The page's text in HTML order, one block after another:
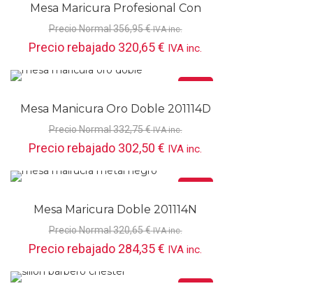
Mesa Maricura Profesional Con
Aspirador 201106
Precio Normal356,95€ IVA inc.
Precio rebajado 320,65€ IVA inc.
Mesa Manicura Oro Doble 201114D
Precio Normal332,75€ IVA inc.
Precio rebajado 302,50 € IVA inc.
Mesa Maricura Doble 201114N
Precio Normal320,65€ IVA inc.
Precio rebajado 284,35€ IVA inc.